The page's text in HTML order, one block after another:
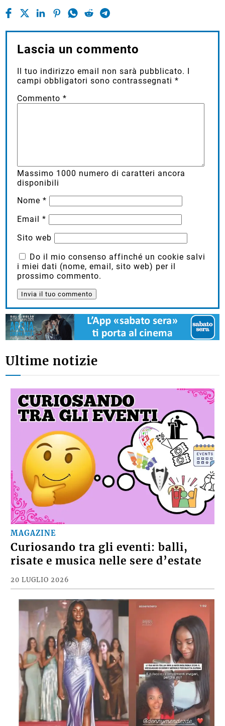
Lascia un commento
Il tuo indirizzo email non sarà pubblicato. I
campi obbligatori sono contrassegnati*
Commento*
Massimo 1000 numero di caratteri ancora
disponibili
Nome*
Email*
Sito web
Do il mio consenso affinché un cookie salvi
i miei dati (nome, email, sito web) per il
prossimo commento.
Ultime notizie
MAGAZINE
Curiosando tra gli eventi: balli,
risate e musica nelle sere d’estate
20 LUGLIO 2026